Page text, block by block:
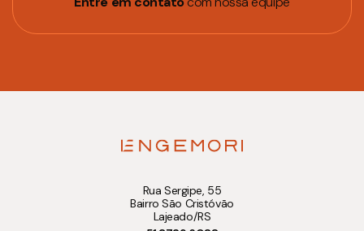
Rua Sergipe, 55
Bairro São Cristóvão
Lajeado/RS